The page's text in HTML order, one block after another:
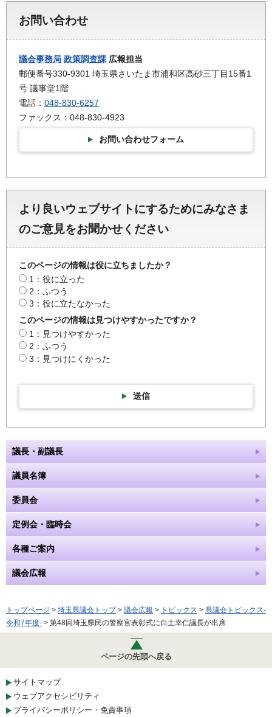
お問い合わせ
議会事務局 政策調査課 広報担当
郵便番号330-9301 埼玉県さいたま市浦和区高砂三丁目15番1
号 議事堂1階
電話： 048-830-6257
ファックス：048-830-4923
お問い合わせフォーム
より良いウェブサイトにするためにみなさま
のご意見をお聞かせください
このページの情報は役に立ちましたか？
1：役に立った
2：ふつう
3：役に立たなかった
このページの情報は見つけやすかったですか？
1：見つけやすかった
2：ふつう
3：見つけにくかった
送信
議長・副議長
議員名簿
委員会
定例会・臨時会
各種ご案内
議会広報
トップページ > 埼玉県議会トップ> 議会広報 > トピックス > 県議会トピックス-
令和7年度- > 第48回埼玉県民の警察官表彰式に白土幸仁議長が出席
ページの先頭へ戻る
サイトマップ
ウェブアクセシビリティ
プライバシーポリシー・免責事項